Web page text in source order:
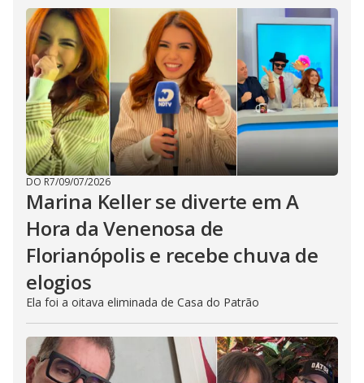
DO R7/09/07/2026
Marina Keller se diverte em A
Hora da Venenosa de
Florianópolis e recebe chuva de
elogios
Ela foi a oitava eliminada de Casa do Patrão